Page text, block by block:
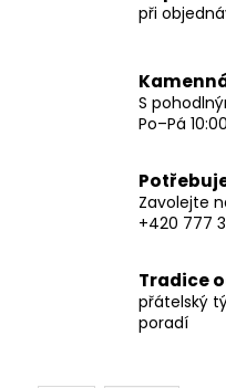
při
S
Po–Pá
Zavolejte
+420 777
Tradice
přátelský
poradí